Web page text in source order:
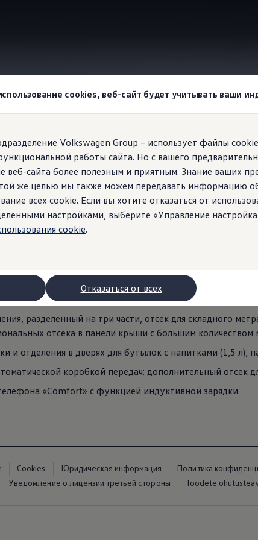
cookies, веб-сайт будет учитывать ваши
Volkswagen Group – использует файлы
работы сайта. Но с вашего
сайта более полезным и приятным. Знание ваших
же целью мы также можем передавать информацию
всех cookie. Если вы хотите отказаться от
настройками, выберите «Управление
cookie.
Отказаться от всех
с двигателями внутреннего сгорания
Отсеки для хранения
месте:Crafter как
что все необходимое для вашего мобильного
метра и от накладных до смартфона.
разделенный на три части, отсек для складного
отсека в панели крыши с большим количеством
и отделения в дверях для бутылок с напитками (1,5 л),
коробкой передач: дополнительный отсек
«Comfort» с функцией индуктивной зарядки
Cookies Юридическая информация
Политика
Уведомление о лицензии третьей стороны Toodete